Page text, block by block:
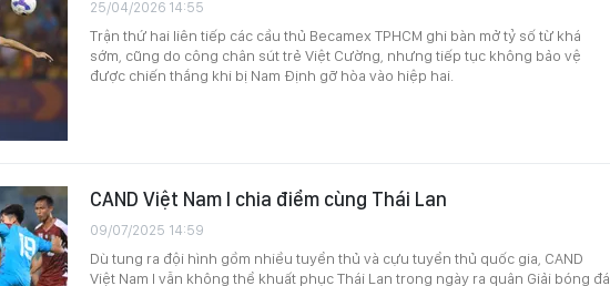
25/04/2026 14:55
Trận thứ hai liên tiếp các cầu thủ Becamex TPHCM ghi bàn mở tỷ số từ khá
sớm, cũng do công chân sút trẻ Việt Cường, nhưng tiếp tục không bảo vệ
được chiến thắng khi bị Nam Định gỡ hòa vào hiệp hai.
CAND Việt Nam I chia điểm cùng Thái Lan
09/07/2025 14:59
Dù tung ra đội hình gồm nhiều tuyển thủ và cựu tuyển thủ quốc gia, CAND
Việt Nam I vẫn không thể khuất phục Thái Lan trong ngày ra quân Giải bóng đá